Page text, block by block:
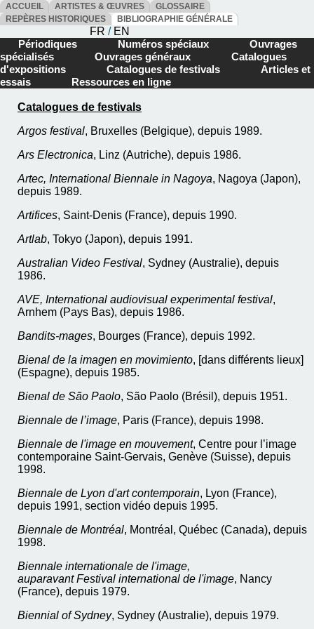
ACCUEIL ARTISTES & ŒUVRES
GLOSSAIRE
REPÈRES HISTORIQUES
BIBLIOGRAPHIE GÉNÉRALE
FR / EN
Périodiques
Numéros spéciaux
Ouvrages
spécialisés
Ouvrages généraux
Catalogues
d'expositions
Catalogues de festivals
Articles et
essais
Ressources en ligne